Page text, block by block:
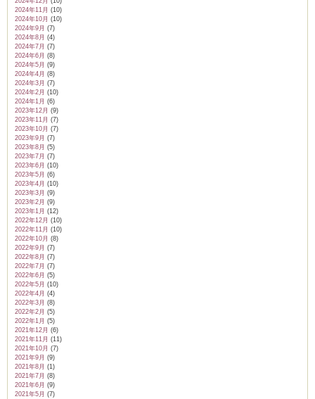
2024年11月 (10)
2024年10月 (10)
2024年9月 (7)
2024年8月 (4)
2024年7月 (7)
2024年6月 (8)
2024年5月 (9)
2024年4月 (8)
2024年3月 (7)
2024年2月 (10)
2024年1月 (6)
2023年12月 (9)
2023年11月 (7)
2023年10月 (7)
2023年9月 (7)
2023年8月 (5)
2023年7月 (7)
2023年6月 (10)
2023年5月 (6)
2023年4月 (10)
2023年3月 (9)
2023年2月 (9)
2023年1月 (12)
2022年12月 (10)
2022年11月 (10)
2022年10月 (8)
2022年9月 (7)
2022年8月 (7)
2022年7月 (7)
2022年6月 (5)
2022年5月 (10)
2022年4月 (4)
2022年3月 (8)
2022年2月 (5)
2022年1月 (5)
2021年12月 (6)
2021年11月 (11)
2021年10月 (7)
2021年9月 (9)
2021年8月 (1)
2021年7月 (8)
2021年6月 (9)
2021年5月 (7)